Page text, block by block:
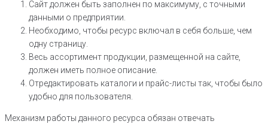
Сайт должен быть заполнен по максимуму, с точными
данными о предприятии.
Необходимо, чтобы ресурс включал в себя больше, чем
одну страницу.
Весь ассортимент продукции, размещенной на сайте,
должен иметь полное описание.
Отредактировать каталоги и прайс-листы так, чтобы было
удобно для пользователя.
Механизм работы данного ресурса обязан отвечать